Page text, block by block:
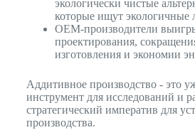
экологически чистые
которые ищут экологичные
OEM-производители
проектирования,
изготовления и экономии
Аддитивное производство - это
инструмент для исследований и
стратегический императив для
производства.